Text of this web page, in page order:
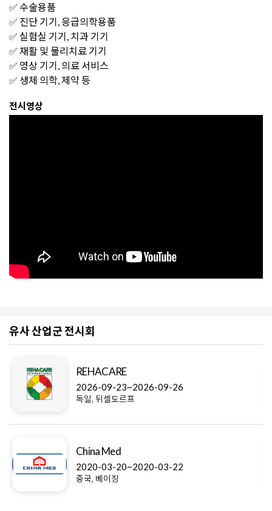
✅ 수술용품
✅ 진단 기기, 응급의학용품
✅ 실험실 기기, 치과 기기
✅ 재활 및 물리치료 기기
✅ 영상 기기, 의료 서비스
✅ 생체 의학, 제약 등
전시영상
유사 산업군 전시회
REHACARE
2026-09-23~2026-09-26
독일, 뒤셀도르프
China Med
2020-03-20~2020-03-22
중국, 베이징